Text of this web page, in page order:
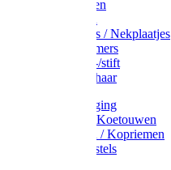
Enkelbanden
Halsplaatjes / Nekplaatjes
Kokernummers
Merkspray-/stift
Veemerkschaar
Uierverzorging
Halsters & Koetouwen
Halsriemen / Kopriemen
Koerugborstels